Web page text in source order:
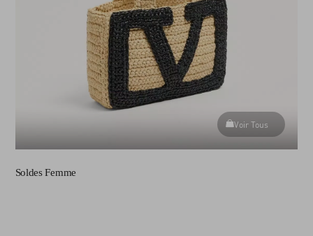
Voir Tous
Soldes Femme